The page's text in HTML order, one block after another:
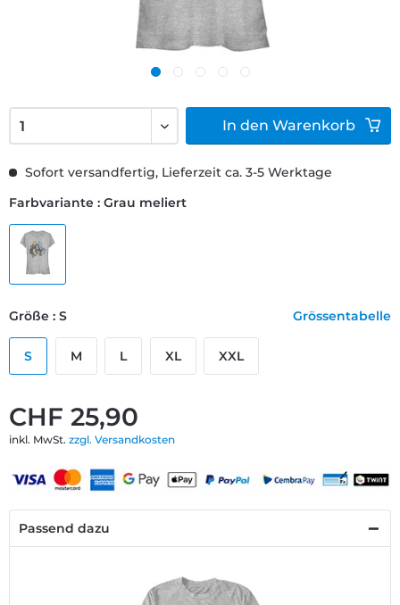
CHF 25,90
inkl. MwSt. zzgl. Versandkosten
Sofort versandfertig, Lieferzeit ca. 3-5 Werktage
Farbvariante : Grau meliert
Größe : S Grössentabelle
S M L XL XXL
In den Warenkorb
Passend dazu